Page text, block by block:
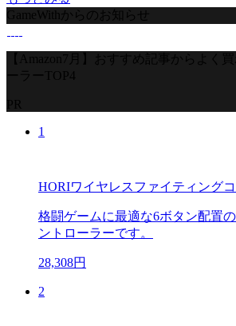
GameWithからのお知らせ
【Amazon7月】おすすめ記事からよく
ーラーTOP4
PR
1
HORIワイヤレスファイティング
格闘ゲームに最適な6ボタン配置
ントローラーです。
28,308円
2